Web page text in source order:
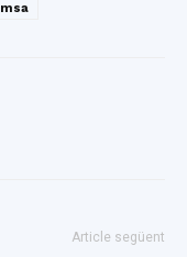
Article següent